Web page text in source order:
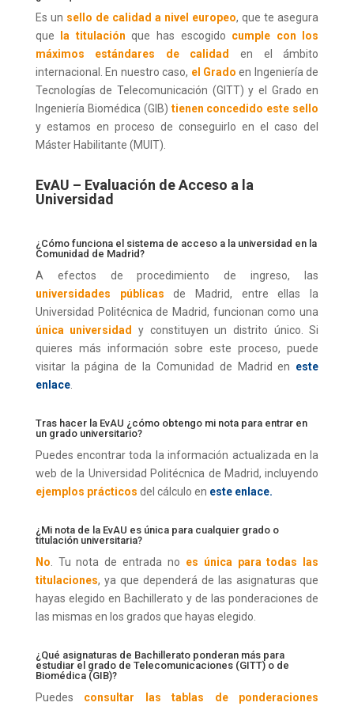
Es un sello de calidad a nivel europeo, que te asegura
que
la titulación que has escogido cumple con los
máximos estándares de calidad
en el ámbito
internacional. En nuestro caso, el Grado en Ingeniería de
Tecnologías de Telecomunicación (GITT) y el Grado en
Ingeniería Biomédica (GIB) tienen concedido este sello
y estamos en proceso de conseguirlo en el caso del
Máster Habilitante (MUIT).
EvAU – Evaluación de Acceso a la
Universidad
¿Cómo funciona el sistema de acceso a la universidad en la
Comunidad de Madrid?
A efectos de procedimiento de ingreso, las
universidades públicas de Madrid, entre ellas la
Universidad Politécnica de Madrid, funcionan como una
única universidad
y constituyen un distrito único. Si
quieres más información sobre este proceso, puede
visitar la página de la Comunidad de Madrid en este
enlace.
Tras hacer la EvAU ¿cómo obtengo mi nota para entrar en
un grado universitario?
Puedes encontrar toda la información actualizada en la
web de la Universidad Politécnica de Madrid, incluyendo
ejemplos prácticos del cálculo en este enlace.
¿Mi nota de la EvAU es única para cualquier grado o
titulación universitaria?
No . Tu nota de entrada no es única para todas las
titulaciones, ya que dependerá de las asignaturas que
hayas elegido en Bachillerato y de las ponderaciones de
las mismas en los grados que hayas elegido.
¿Qué asignaturas de Bachillerato ponderan más para
estudiar el grado de Telecomunicaciones (GITT) o de
Biomédica (GIB)?
Puedes consultar las tablas de ponderaciones